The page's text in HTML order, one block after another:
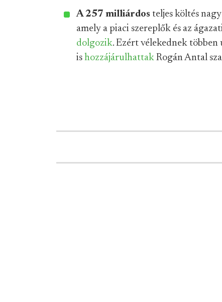
A 257 milliárdos teljes költés
amely a piaci szereplők és az
dolgozik. Ezért vélekednek
is hozzájárulhattak Rogán Antal